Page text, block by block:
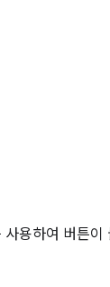
사용하여 버튼이